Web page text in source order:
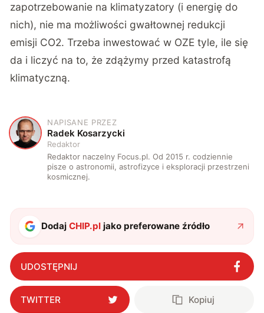
zapotrzebowanie na klimatyzatory (i energię do
nich), nie ma możliwości gwałtownej redukcji
emisji CO2. Trzeba inwestować w OZE tyle, ile się
da i liczyć na to, że zdążymy przed katastrofą
klimatyczną.
R
NAPISANE PRZEZ
Radek Kosarzycki
Redaktor
Redaktor naczelny Focus.pl. Od 2015 r. codziennie
pisze o astronomii, astrofizyce i eksploracji przestrzeni
kosmicznej.
DodajCHIP.pl jako preferowane źródło
UDOSTĘPNIJ
TWITTER Kopiuj